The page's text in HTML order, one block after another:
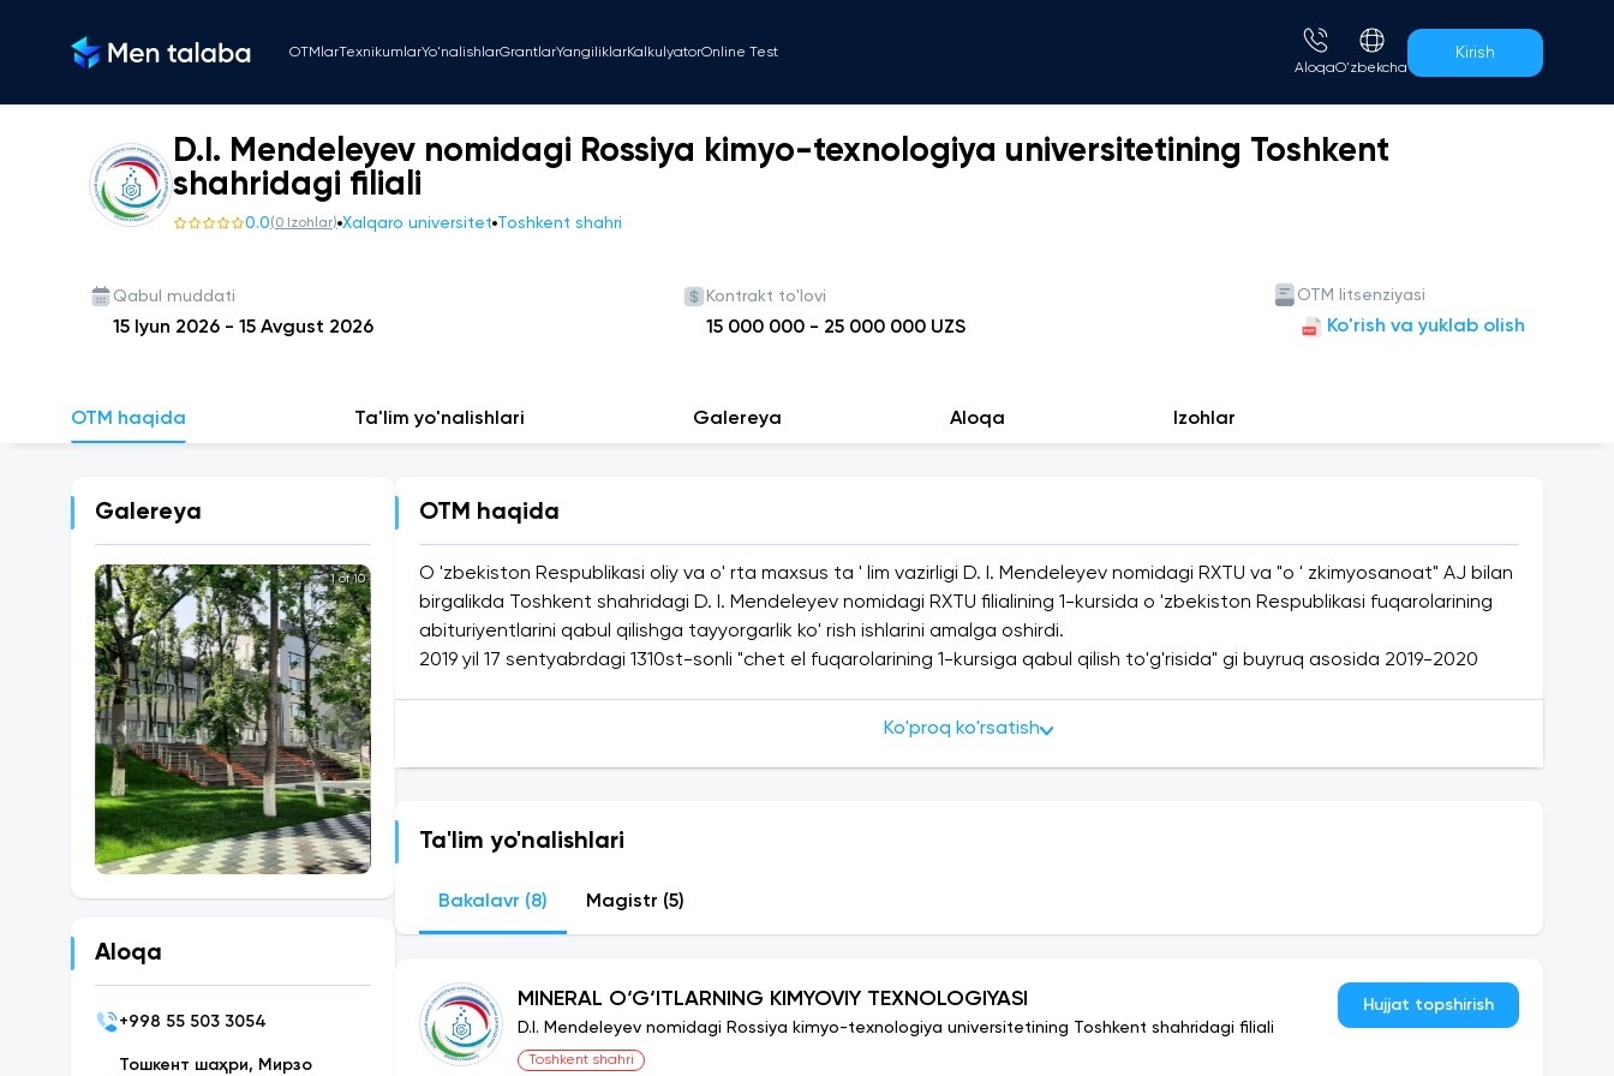
OTMlarTexnikumlarYo'nalishlarGrantlarYangiliklarKalkulyatorOnline Test
AloqaO'zbekcha
Kirish
D.I. Mendeleyev nomidagi Rossiya kimyo-texnologiya universitetining Toshkent
shahridagi filiali
0.0(0 Izohlar) Xalqaro universitet Toshkent shahri
Qabul muddati
15 Iyun 2026 - 15 Avgust 2026
Kontrakt to'lovi
15 000 000- 25 000 000UZS
OTM litsenziyasi
Ko'rish va yuklab olish
OTM haqida Ta'lim yo'nalishlari Galereya Aloqa Izohlar
Galereya
1 of 10
Aloqa
+998 55 503 3054
Тошкент шаҳри, Мирзо
OTM haqida
O 'zbekiston Respublikasi oliy va o' rta maxsus ta ' lim vazirligi D. I. Mendeleyev nomidagi RXTU va "o ' zkimyosanoat" AJ bilan
birgalikda Toshkent shahridagi D. I. Mendeleyev nomidagi RXTU filialining 1-kursida o 'zbekiston Respublikasi fuqarolarining
abituriyentlarini qabul qilishga tayyorgarlik ko' rish ishlarini amalga oshirdi.
2019 yil 17 sentyabrdagi 1310st-sonli "chet el fuqarolarining 1-kursiga qabul qilish to'g'risida" gi buyruq asosida 2019-2020
ko'rsatish to'g'risidagi shartnomalar bo'yicha bakalavriat dasturlari bo'yicha o'qishga qabul qilingan. "Kimyoviy texnologiya"
shaxs va fuqarolikni tasdiqlovchi hujjat nusxasi (pasport);
nusxasi;
Barcha hujjatlar rus tiliga notarial tasdiqlangan tarjimaga ega bo'lishi kerak.
Qabul qilish uchun ariza berish uchun siz indeksni, yashash joyining manzilini, telefon raqamini va elektron pochta manzilini
bilishingiz kerak.
Ko'proq ko'rsatish
Ta'lim yo'nalishlari
Bakalavr (8) Magistr (5)
MINERAL O‘G‘ITLARNING KIMYOVIY TEXNOLOGIYASI
D.I. Mendeleyev nomidagi Rossiya kimyo-texnologiya universitetining Toshkent shahridagi filiali
Toshkent shahri
Hujjat topshirish